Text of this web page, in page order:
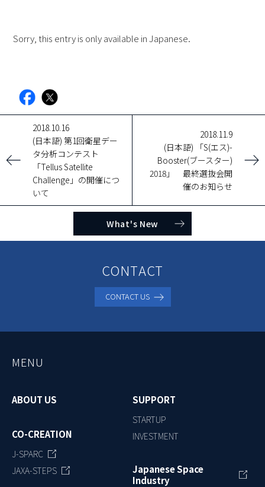
Sorry, this entry is only available in Japanese.
facebook
2018.10.16
(日本語) 第1回衛星デー
タ分析コンテスト
「Tellus Satellite
Challenge」の開催につ
いて
2018.11.9
(日本語) 「S(エス)-
Booster(ブースター)
2018」 最終選抜会開
催のお知らせ
What's New
CONTACT
CONTACT US
MENU
ABOUT US
CO-CREATION
J-SPARC
JAXA-STEPS
SUPPORT
STARTUP
INVESTMENT
Japanese Space
Industry